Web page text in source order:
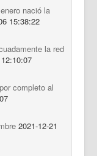
nació la
15:38:22
la red
completo al
2021-12-21